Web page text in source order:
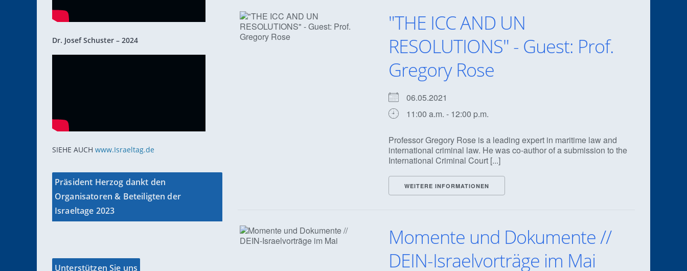
"THE ICC AND UN
RESOLUTIONS" - Guest: Prof.
Gregory Rose
06.05.2021
11:00 a.m. - 12:00 p.m.
Professor Gregory Rose is a leading expert in maritime law and
international criminal law. He was co-author of a submission to the
International Criminal Court [...]
WEITERE INFORMATIONEN
Momente und Dokumente //
DEIN-Israelvorträge im Mai
Dr. Josef Schuster – 2024
SIEHE AUCH www.Israeltag.de
Präsident Herzog dankt den
Organisatoren & Beteiligten der
Israeltage 2023
Unterstützen Sie uns